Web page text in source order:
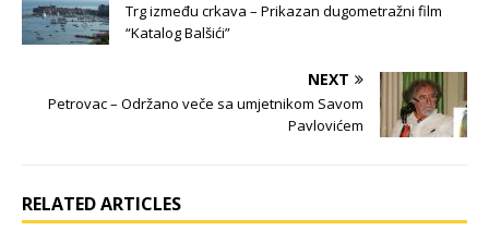
Trg između crkava – Prikazan dugometražni film
“Katalog Balšići”
NEXT
Petrovac – Održano veče sa umjetnikom Savom
Pavlovićem
RELATED ARTICLES